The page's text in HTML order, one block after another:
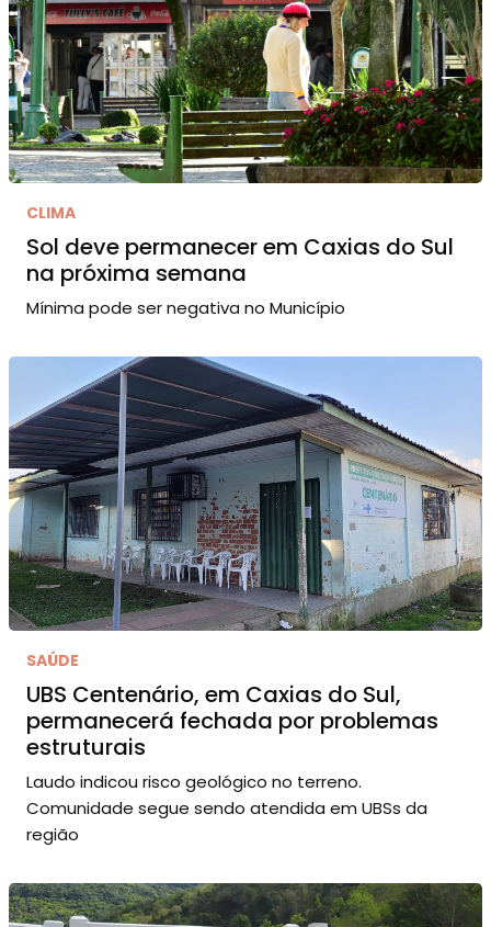
CLIMA
Sol deve permanecer em Caxias do Sul
na próxima semana
Mínima pode ser negativa no Município
SAÚDE
UBS Centenário, em Caxias do Sul,
permanecerá fechada por problemas
estruturais
Laudo indicou risco geológico no terreno.
Comunidade segue sendo atendida em UBSs da
região